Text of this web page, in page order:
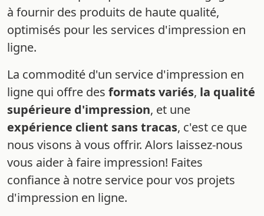
à fournir des produits de haute qualité,
optimisés pour les services d'impression en
ligne.
La commodité d'un service d'impression en
ligne qui offre des formats variés, la qualité
supérieure d'impression, et une
expérience client sans tracas, c'est ce que
nous visons à vous offrir. Alors laissez-nous
vous aider à faire impression! Faites
confiance à notre service pour vos projets
d'impression en ligne.